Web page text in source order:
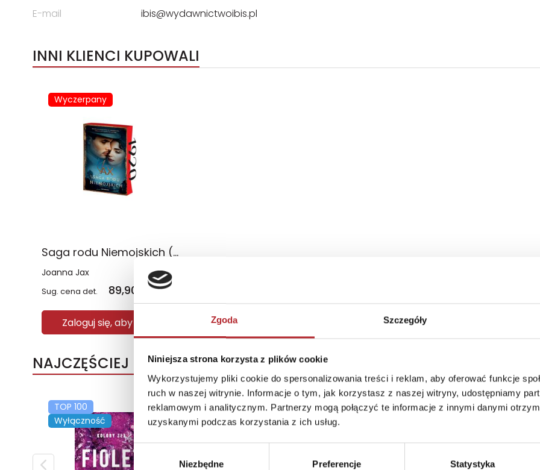
Zgoda Szczegóły
Niniejsza strona korzysta z plików cookie
Wykorzystujemy pliki cookie do spersonalizowania treści i reklam, aby oferować funkcje
ruch w naszej witrynie. Informacje o tym, jak korzystasz z naszej witryny, udostępniamy
reklamowym i analitycznym. Partnerzy mogą połączyć te informacje z innymi danymi
uzyskanymi podczas korzystania z ich usług.
Wybór
zgody
Niezbędne Preferencje Statystyka
E-mail
ibis@wydawnictwoibis.pl
INNI KLIENCI KUPOWALI
Wyczerpany
Saga rodu Niemojskich (edycja kolekcjonerska z barwionymi brzegami)
Joanna Jax
Sug. cena det. 89,90 (brutto)
Zaloguj się, aby kupić
NAJCZĘŚCIEJ KUPOWANE
TOP 100
Wyłączność
TOP 100
Wyłączność
TOP 100
Wyłączność
TOP 100